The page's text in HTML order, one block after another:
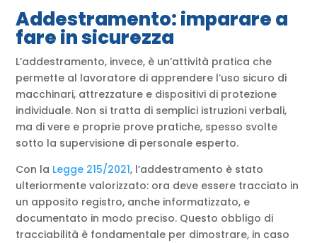
Addestramento: imparare a
fare in sicurezza
L’addestramento, invece, è un’attività pratica che
permette al lavoratore di apprendere l’uso sicuro di
macchinari, attrezzature e dispositivi di protezione
individuale. Non si tratta di semplici istruzioni verbali,
ma di vere e proprie prove pratiche, spesso svolte
sotto la supervisione di personale esperto.
Con la Legge 215/2021, l’addestramento è stato
ulteriormente valorizzato: ora deve essere tracciato in
un apposito registro, anche informatizzato, e
documentato in modo preciso. Questo obbligo di
tracciabilità è fondamentale per dimostrare, in caso